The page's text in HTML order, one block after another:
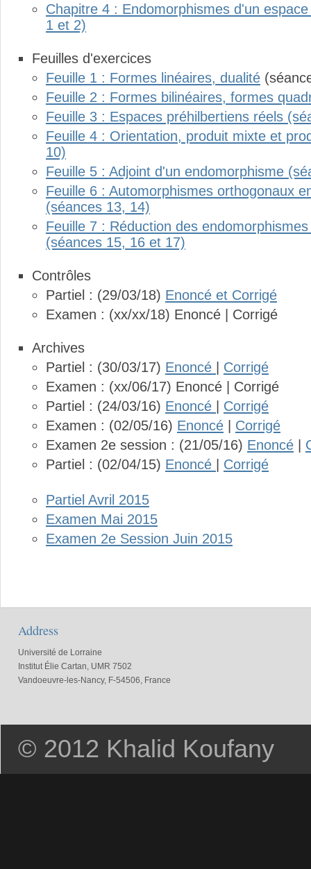
Chapitre 4 : Endomorphismes d'un
1 et 2)
Feuilles d'exercices
Feuille 1 : Formes linéaires, dualité
Feuille 2 : Formes bilinéaires, formes
Feuille 3 : Espaces préhilbertiens réels
Feuille 4 : Orientation, produit mixte et
10)
Feuille 5 : Adjoint d'un endomorphisme
Feuille 6 : Automorphismes orthogonaux
(séances 13, 14)
Feuille 7 : Réduction des
(séances 15, 16 et 17)
Contrôles
Partiel : (29/03/18) Enoncé et Corrigé
Examen : (xx/xx/18) Enoncé | Corrigé
Archives
Partiel : (30/03/17) Enoncé
Corrigé
Examen : (xx/06/17) Enoncé | Corrigé
Partiel : (24/03/16) Enoncé
Corrigé
Examen : (02/05/16) Enoncé
Corrigé
Examen 2e session : (21/05/16) Enoncé
Partiel : (02/04/15) Enoncé Corrigé
Partiel Avril 2015
Examen Mai 2015
Examen 2e Session Juin 2015
Address
Université de Lorraine
Institut Élie Cartan, UMR 7502
Vandoeuvre-les-Nancy, F-54506, France
© 2012 Khalid Koufany